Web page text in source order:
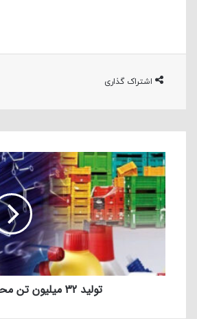
اشتراک گذاری
تولید 32 میلیون تن محصولات پتروشیمی